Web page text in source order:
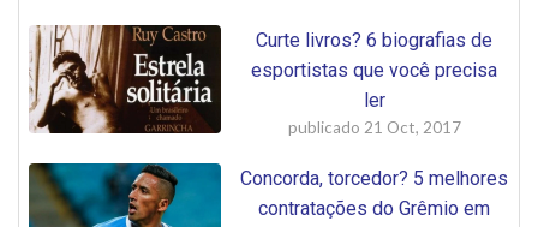
Curte livros? 6 biografias de
esportistas que você precisa
ler
publicado 21 Oct, 2017
Concorda, torcedor? 5 melhores
contratações do Grêmio em